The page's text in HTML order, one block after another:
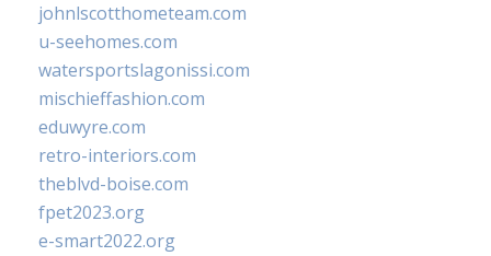
johnlscotthometeam.com
u-seehomes.com
watersportslagonissi.com
mischieffashion.com
eduwyre.com
retro-interiors.com
theblvd-boise.com
fpet2023.org
e-smart2022.org